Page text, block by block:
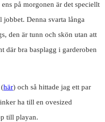
på morgonen är det speciellt
Denna svarta långa
den är tunn och skön utan att
där bra basplagg i garderoben
här) och så hittade jag ett par
ha till en ovesized
till playan.